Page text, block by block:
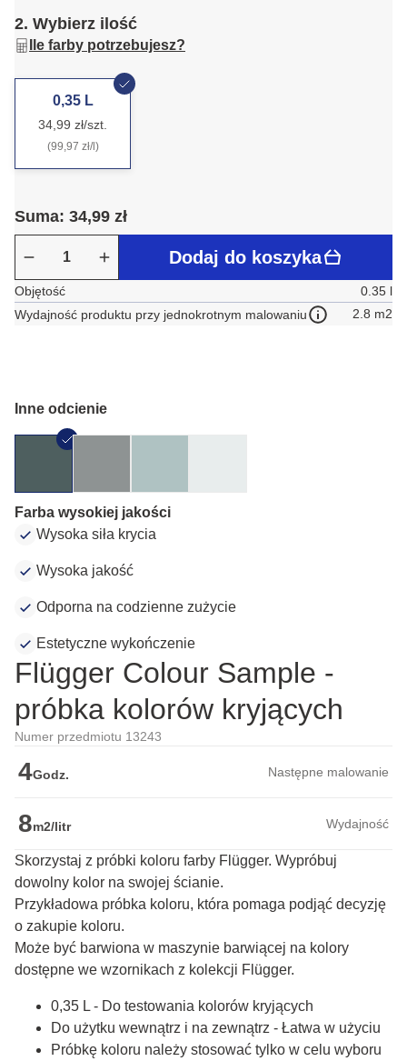
2. Wybierz ilość
Ile farby potrzebujesz?
0,35 L
34,99 zł/szt.
(99,97 zł/l)
Suma: 34,99 zł
Dodaj do koszyka
Objętość
0.35 l
Wydajność produktu przy jednokrotnym malowaniu
2.8 m2
Inne odcienie
Farba wysokiej jakości
Wysoka siła krycia
Wysoka jakość
Odporna na codzienne zużycie
Estetyczne wykończenie
Flügger Colour Sample -
próbka kolorów kryjących
Numer przedmiotu 13243
4Godz. Następne malowanie
8m2/litr Wydajność
Skorzystaj z próbki koloru farby Flügger. Wypróbuj
dowolny kolor na swojej ścianie.
Przykładowa próbka koloru, która pomaga podjąć decyzję
o zakupie koloru.
Może być barwiona w maszynie barwiącej na kolory
dostępne we wzornikach z kolekcji Flügger.
0,35 L - Do testowania kolorów kryjących
Do użytku wewnątrz i na zewnątrz - Łatwa w użyciu
Próbkę koloru należy stosować tylko w celu wyboru